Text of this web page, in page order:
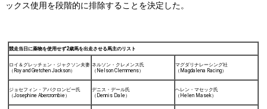
ックス使用を段階的に排除することを決定した。
競走当日に薬物を使用せず2歳馬を出走させる馬主のリスト
ロイ＆グレッチェン・ジャクソン夫妻
（Roy and Gretchen Jackson）
ネルソン・クレメンス氏
（Nelson Clemmens）
マグダリナレーシング社
（Magdalena Racing）
ジョセフィン・アバクロンビー氏
（Josephine Abercrombie）
デニス・デール氏
（Dennis Dale）
ヘレン・マセック氏
（Helen Masek）